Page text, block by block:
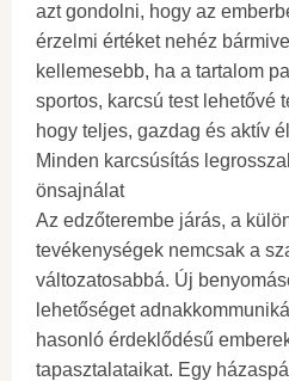
azt gondolni, hogy az
érzelmi értéket nehéz
kellemesebb, ha a tartalom
sportos, karcsú test lehetővé
hogy teljes, gazdag és aktív
Minden karcsúsítás
önsajnálat
Az edzőterembe járás, a
tevékenységek nemcsak a
változatosabbá. Új
lehetőséget
hasonló érdeklődésű
tapasztalataikat. Egy